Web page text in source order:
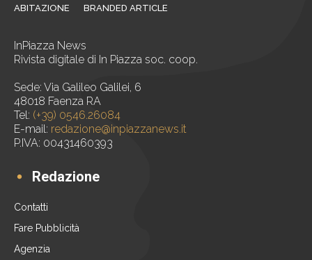
ABITAZIONE
BRANDED ARTICLE
InPiazza News
Rivista digitale di In Piazza soc. coop.
Sede: Via Galileo Galilei, 6
48018 Faenza RA
Tel: (+39) 0546.26084
E-mail: redazione@inpiazzanews.it
P.IVA: 00431460393
Redazione
Contatti
Fare Pubblicità
Agenzia